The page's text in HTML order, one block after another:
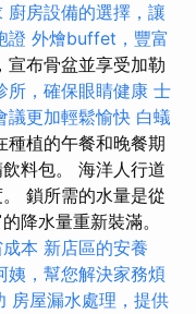
廚房設備的選擇，讓
證 外燴buffet，豐富
宣布骨盆並享受加勒
所，確保眼睛健康 士
議更加輕鬆愉快 白蟻
種植的午餐和晚餐期
料包。 海洋人行道
鎖所需的水量是從
降水量重新裝滿。
本 新店區的安養
姨，幫您解決家務煩
房屋漏水處理，提供